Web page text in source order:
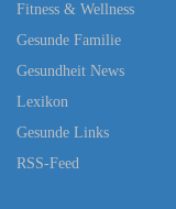
Fitness & Wellness
Gesunde Familie
Gesundheit News
Lexikon
Gesunde Links
RSS-Feed